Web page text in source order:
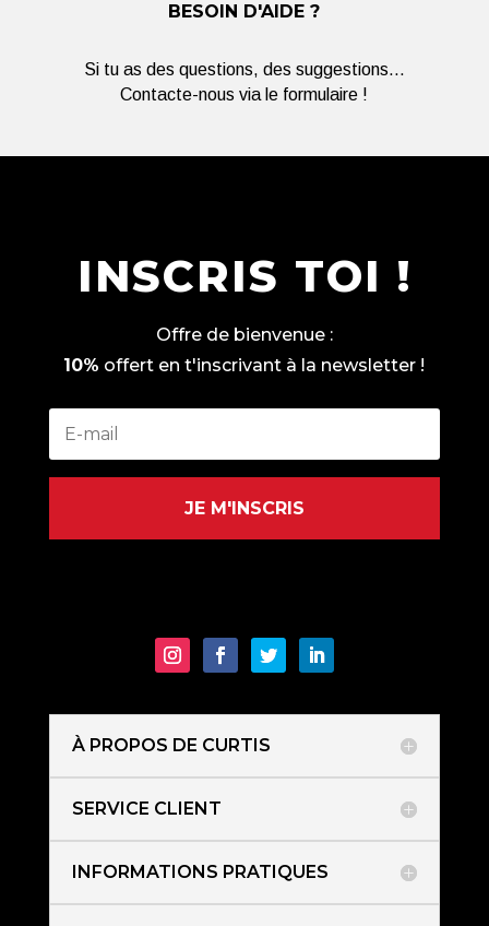
BESOIN D'AIDE ?
Si tu as des questions, des suggestions...
Contacte-nous via le formulaire !
INSCRIS TOI !
Offre de bienvenue :
10% offert en t'inscrivant à la newsletter !
JE M'INSCRIS
À PROPOS DE CURTIS
SERVICE CLIENT
INFORMATIONS PRATIQUES